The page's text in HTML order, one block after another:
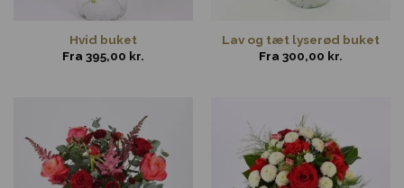
Hvid buket
Fra 395,00 kr.
Lav og tæt lyserød buket
Fra 300,00 kr.